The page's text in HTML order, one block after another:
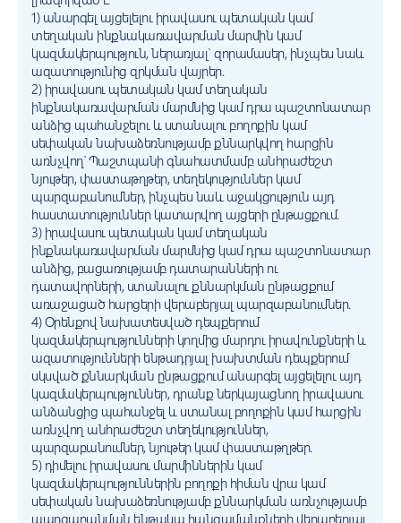
1) անարգել այցելելու իրավասու պետական կամ
տեղական ինքնակառավարման մարմին կամ
կազմակերպություն, ներառյալ` զորամասեր, ինչպես նաև
ազատությունից զրկման վայրեր.
2) իրավասու պետական կամ տեղական
ինքնակառավարման մարմնից կամ դրա պաշտոնատար
անձից պահանջելու և ստանալու բողոքին կամ
սեփական նախաձեռնությամբ քննարկվող հարցին
առնչվող՝ Պաշտպանի գնահատմամբ անհրաժեշտ
նյութեր, փաստաթղթեր, տեղեկություններ կամ
պարզաբանումներ, ինչպես նաև աջակցություն այդ
հաստատություններ կատարվող այցերի ընթացքում.
3) իրավասու պետական կամ տեղական
ինքնակառավարման մարմնից կամ դրա պաշտոնատար
անձից, բացառությամբ դատարանների ու
դատավորների, ստանալու քննարկման ընթացքում
առաջացած հարցերի վերաբերյալ պարզաբանումներ.
4) Օրենքով նախատեսված դեպքերում
կազմակերպությունների կողմից մարդու իրավունքների և
ազատությունների ենթադրյալ խախտման դեպքերում
սկսված քննարկման ընթացքում անարգել այցելելու այդ
կազմակերպություններ, դրանք ներկայացնող իրավասու
անձանցից պահանջել և ստանալ բողոքին կամ հարցին
առնչվող անհրաժեշտ տեղեկություններ,
պարզաբանումներ, նյութեր կամ փաստաթղթեր.
5) դիմելու իրավասու մարմիններին կամ
կազմակերպություններին բողոքի հիման վրա կամ
սեփական նախաձեռնությամբ քննարկման առնչությամբ
պարզաբանման ենթակա հանգամանքների վերաբերյալ